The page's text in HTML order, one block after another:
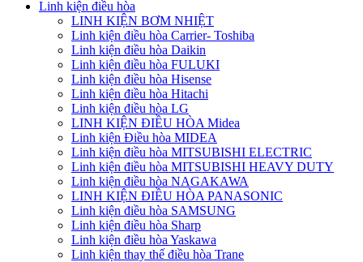
Linh kiện điều hòa
LINH KIỆN BƠM NHIỆT
Linh kiện điều hòa Carrier- Toshiba
Linh kiện điều hòa Daikin
Linh kiện điều hòa FULUKI
Linh kiện điều hòa Hisense
Linh kiện điều hòa Hitachi
Linh kiện điều hòa LG
LINH KIỆN ĐIỀU HÒA Midea
Linh kiện Điều hòa MIDEA
Linh kiện điều hòa MITSUBISHI ELECTRIC
Linh kiện điều hòa MITSUBISHI HEAVY DUTY
Linh kiện điều hòa NAGAKAWA
LINH KIỆN ĐIỀU HÒA PANASONIC
Linh kiện điều hòa SAMSUNG
Linh kiện điều hòa Sharp
Linh kiện điều hòa Yaskawa
Linh kiện thay thế điều hòa Trane